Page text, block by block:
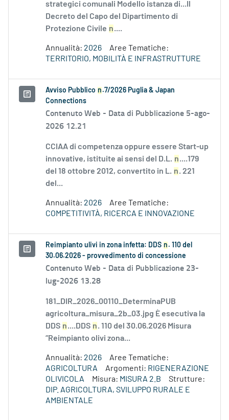
strategici comunali Modello istanza di...Il
Decreto del Capo del Dipartimento di
Protezione Civile n....
Annualità: 2026
Aree Tematiche:
TERRITORIO, MOBILITÀ E INFRASTRUTTURE
Avviso Pubblico n .7/2026 Puglia & Japan
Connections
Contenuto Web - Data di Pubblicazione 5-ago-
2026 12.21
CCIAA di competenza oppure essere Start-up
innovative, istituite ai sensi del D.L. n....179
del 18 ottobre 2012, convertito in L. n. 221
del...
Annualità: 2026
Aree Tematiche:
COMPETITIVITÀ, RICERCA E INNOVAZIONE
Reimpianto ulivi in zona infetta: DDS n . 110 del
30.06.2026 - provvedimento di concessione
Contenuto Web - Data di Pubblicazione 23-
lug-2026 13.28
181_DIR_2026_00110_DeterminaPUB
agricoltura_misura_2b_03.jpg È esecutiva la
DDS n....DDS n. 110 del 30.06.2026 Misura
“Reimpianto olivi zona...
Annualità: 2026
Aree Tematiche:
AGRICOLTURA
Argomenti: RIGENERAZIONE
OLIVICOLA
Misura: MISURA 2.B
Strutture:
DIP. AGRICOLTURA, SVILUPPO RURALE E
AMBIENTALE